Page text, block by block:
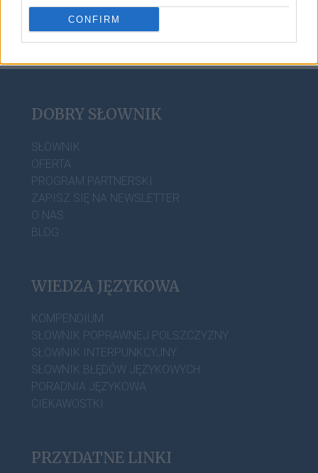
CONFIRM
DOBRY SŁOWNIK
SŁOWNIK
OFERTA
PROGRAM PARTNERSKI
ZAPISZ SIĘ NA NEWSLETTER
O NAS
BLOG
WIEDZA JĘZYKOWA
KOMPENDIUM
SŁOWNIK POPRAWNEJ POLSZCZYZNY
SŁOWNIK INTERPUNKCYJNY
SŁOWNIK BŁĘDÓW JĘZYKOWYCH
PORADNIA JĘZYKOWA
CIEKAWOSTKI
PRZYDATNE LINKI